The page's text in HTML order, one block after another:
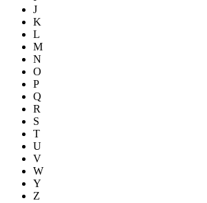
J
K
L
M
N
O
P
Q
R
S
T
U
V
W
Y
Z